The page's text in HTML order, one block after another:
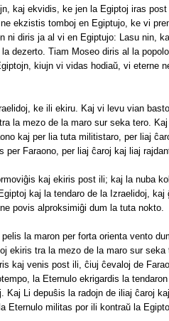
kaj ekvidis, ke jen la Egiptoj iras
ekzistis tomboj en Egiptujo, ke vi
ni diris ja al vi en Egiptujo: Lasu nin,
dezerto. Tiam Moseo diris al la
kiujn vi vidas hodiaŭ, vi eterne
ke ili ekiru. Kaj vi levu vian
la mezo de la maro sur seka tero.
kaj per lia tuta militistaro, per liaj
Faraono, per liaj ĉaroj kaj liaj
kaj ekiris post ili; kaj la nuba
kaj la tendaro de la Izraelidoj, kaj
povis alproksimiĝi dum la tuta nokto.
la maron per forta orienta vento
ekiris tra la mezo de la maro sur
kaj venis post ili, ĉiuj ĉevaloj de
la Eternulo ekrigardis la
Li depuŝis la radojn de iliaj ĉaroj
Eternulo militas por ili kontraŭ la